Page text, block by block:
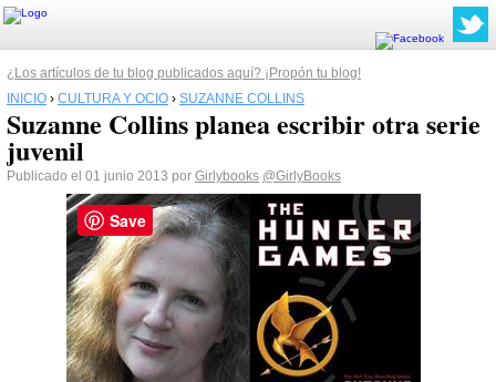
¿Los artículos de tu blog publicados aquí? ¡Propón tu blog!
INICIO › CULTURA Y OCIO › SUZANNE COLLINS
Suzanne Collins planea escribir otra serie
juvenil
Publicado el 01 junio 2013 por Girlybooks @GirlyBooks
Save